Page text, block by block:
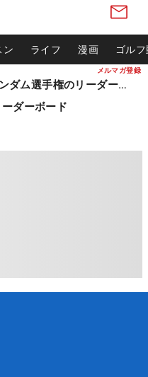
メルマガ登録
ン ライフ 漫画 ゴル
松山英樹ら出場 ウィンダム選手権のリーダーボード
ダーボード